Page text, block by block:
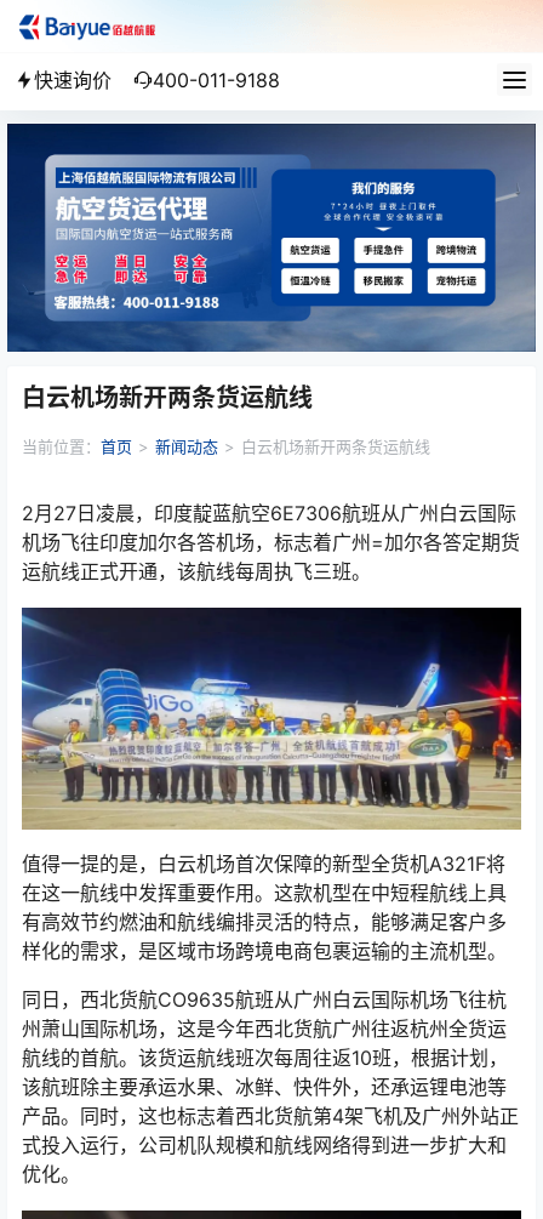
快速询价 400-011-9188
白云机场新开两条货运航线
当前位置： 首页 > 新闻动态 > 白云机场新开两条货运航线
2月27日凌晨，印度靛蓝航空6E7306航班从广州白云国际
机场飞往印度加尔各答机场，标志着广州=加尔各答定期货
运航线正式开通，该航线每周执飞三班。
值得一提的是，白云机场首次保障的新型全货机A321F将
在这一航线中发挥重要作用。这款机型在中短程航线上具
有高效节约燃油和航线编排灵活的特点，能够满足客户多
样化的需求，是区域市场跨境电商包裹运输的主流机型。
同日，西北货航CO9635航班从广州白云国际机场飞往杭
州萧山国际机场，这是今年西北货航广州往返杭州全货运
航线的首航。该货运航线班次每周往返10班，根据计划，
该航班除主要承运水果、冰鲜、快件外，还承运锂电池等
产品。同时，这也标志着西北货航第4架飞机及广州外站正
式投入运行，公司机队规模和航线网络得到进一步扩大和
优化。